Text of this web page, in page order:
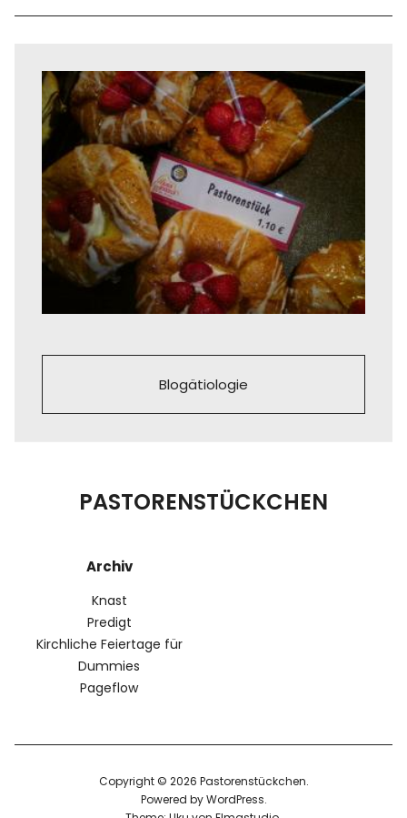
Blogätiologie
PASTORENSTÜCKCHEN
Archiv
Knast
Predigt
Kirchliche Feiertage für
Dummies
Pageflow
Copyright © 2026 Pastorenstückchen
Powered byWordPress